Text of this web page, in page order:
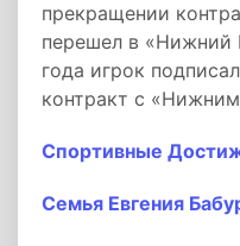
прекращении
перешел в «Нижний
года игрок
контракт с
Спортивные
Семья Евгения